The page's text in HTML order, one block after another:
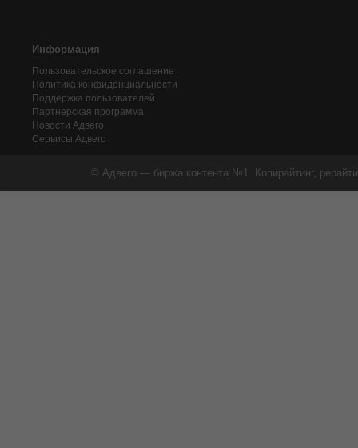
Информация
Пользовательское соглашение
Политика конфиденциальности
Поддержка пользователей
Партнерская программа
Новости Адвего
Сервисы Адвего
© Адвего — биржа контента №1. Копирайтинг,